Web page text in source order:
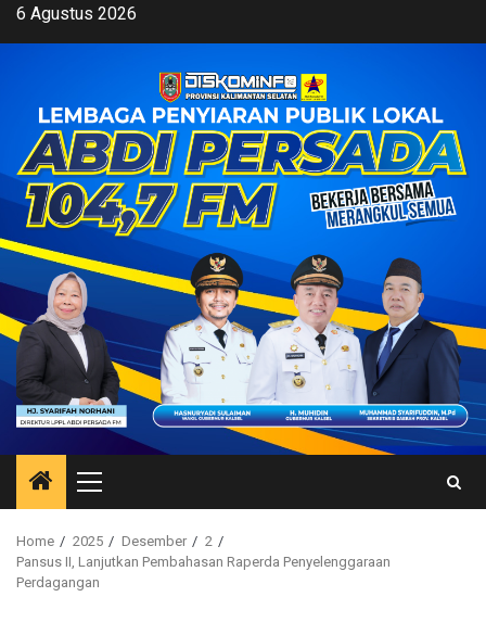
Skip6 Agustus 2026
Primary
Menu
Home 2025 Desember
2
Pansus II, Lanjutkan Pembahasan Raperda Penyelenggaraan
Perdagangan